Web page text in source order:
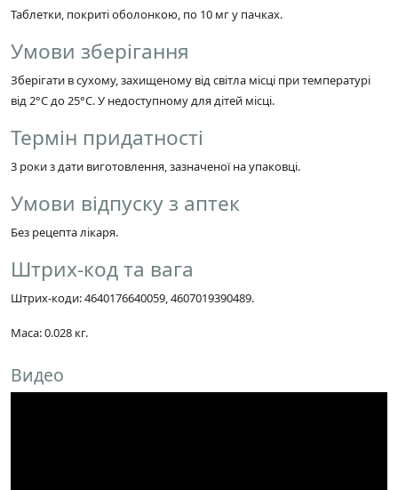
Таблетки, покриті оболонкою, по 10 мг у пачках.
Умови зберігання
Зберігати в сухому, захищеному від світла місці при температурі
від 2°C до 25°C. У недоступному для дітей місці.
Термін придатності
3 роки з дати виготовлення, зазначеної на упаковці.
Умови відпуску з аптек
Без рецепта лікаря.
Штрих-код та вага
Штрих-коди: 4640176640059, 4607019390489.
Маса: 0.028 кг.
Видео